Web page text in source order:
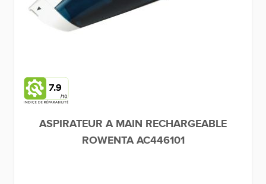
7.9
ASPIRATEUR A MAIN RECHARGEABLE
ROWENTA AC446101